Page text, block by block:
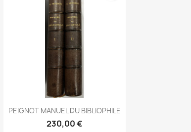
Aperçu rapide
PEIGNOT MANUEL DU BIBLIOPHILE
230,00 €